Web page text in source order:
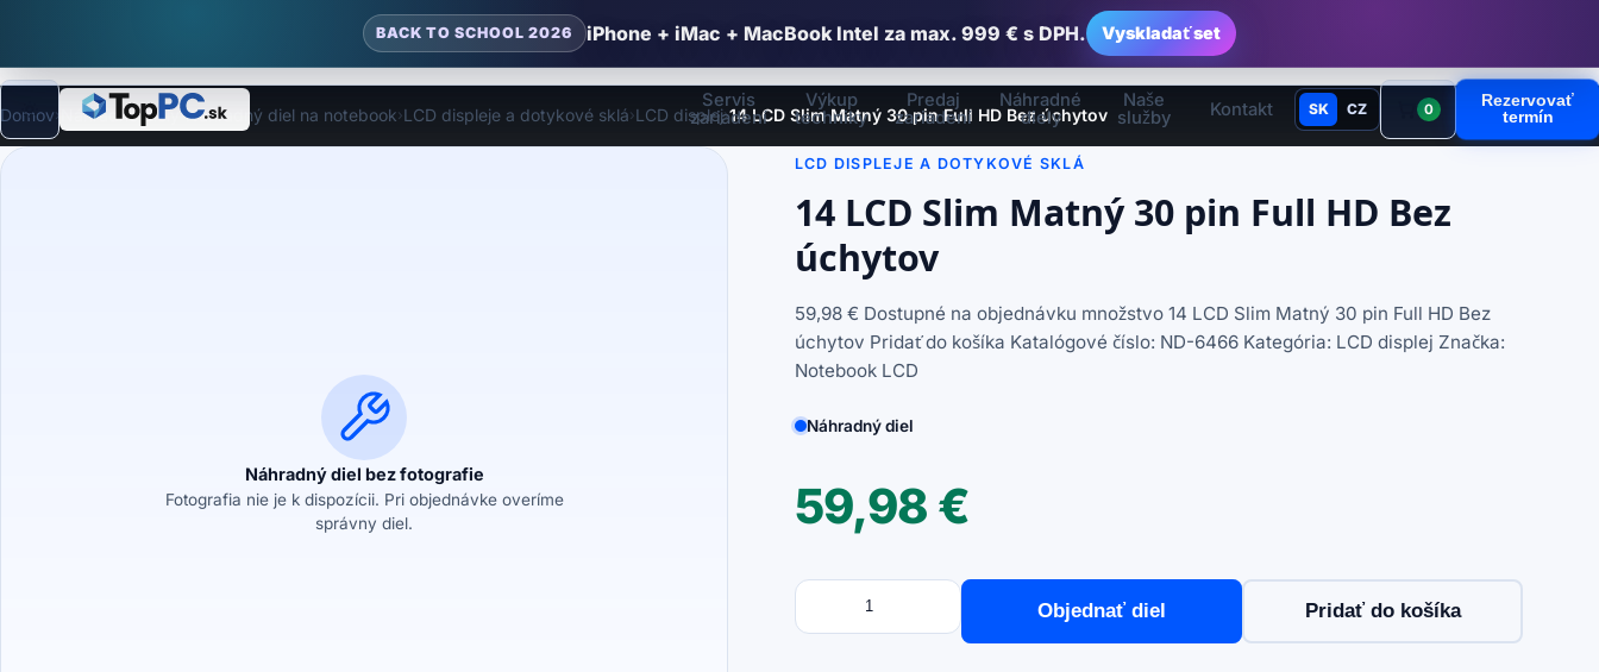
BACK TO SCHOOL 2026 iPhone + iMac + MacBook Intel za max. 999 € s DPH. Vyskladať set
Režim
Servis
zariadení
Výkup
techniky
Predaj
zariadení
Náhradné
diely
Naše
služby
Kontakt SK CZ 0
Rezervovať
termín
Domov› Náhradné diely ›Náhradný diel na notebook›LCD displeje a dotykové sklá›LCD displej›14 LCD Slim Matný 30 pin Full HD Bez úchytov
Náhradný diel bez fotografie
Fotografia nie je k dispozícii. Pri objednávke overíme
správny diel.
LCD DISPLEJE A DOTYKOVÉ SKLÁ
14 LCD Slim Matný 30 pin Full HD Bez
úchytov
59,98 € Dostupné na objednávku množstvo 14 LCD Slim Matný 30 pin Full HD Bez
úchytov Pridať do košíka Katalógové číslo: ND-6466 Kategória: LCD displej Značka:
Notebook LCD
Náhradný diel
59,98 €
Množstvo
množstvo
14
Objednať diel Pridať do košíka